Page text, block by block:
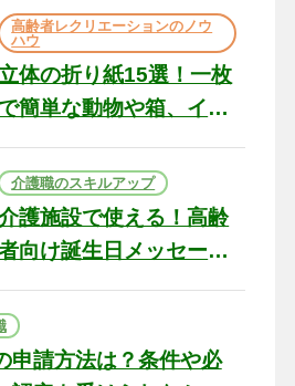
の現場から（22）
高齢者レクリエーションのノウ
ハウ
立体の折り紙15選！一枚
簡単な動物や箱、イン
介護職のスキルアップ
護施設で使える！高齢
向け誕生日メッセージ
申請方法は？条件や必